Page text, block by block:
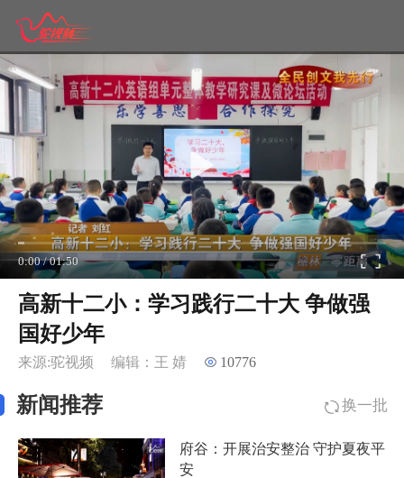
0:00/01:50
高新十二小：学习践行二十大 争做强
国好少年
来源:驼视频 编辑：王 婧 10776
新闻推荐 换一批
府谷：开展治安整治 守护夏夜平
安